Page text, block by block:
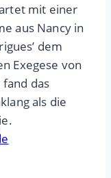
mit einer
aus Nancy in
dem
Exegese von
fand das
als die